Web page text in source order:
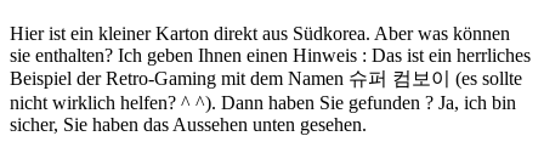
Hier ist ein kleiner Karton direkt aus Südkorea. Aber was können
sie enthalten? Ich geben Ihnen einen Hinweis : Das ist ein herrliches
Beispiel der Retro-Gaming mit dem Namen 슈퍼 컴보이 (es sollte
nicht wirklich helfen? ^ ^). Dann haben Sie gefunden ? Ja, ich bin
sicher, Sie haben das Aussehen unten gesehen.